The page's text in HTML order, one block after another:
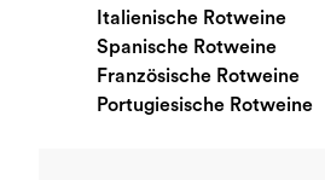
Italienische Rotweine
Spanische Rotweine
Französische Rotweine
Portugiesische Rotweine